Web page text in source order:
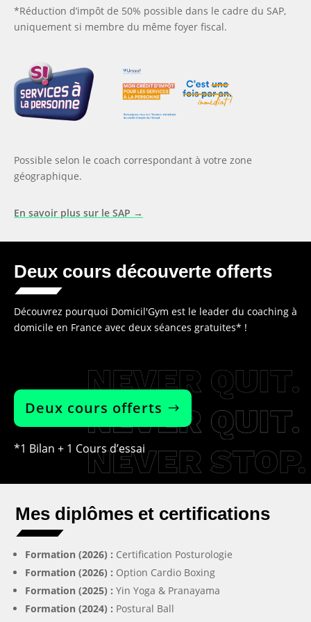
*Réduction d’impôt de 50% possible dans le cadre du SAP,
uniquement si membre du même foyer fiscal.
Possible selon le coach correspondant à votre zone
géographique.
En savoir plus sur le SAP →
Deux cours découverte offerts
Découvrez pourquoi Domicil'Gym est le leader du coaching à
domicile en France avec deux séances gratuites* !
Deux cours offerts
*1 Bilan + 1 Cours d’essai
Mes diplômes et certifications
Formation (2026) : Certification Posturologie
Formation (2026) : Option Cardio Boxing
Formation (2025) : Yin Yoga & Pranayama
Formation (2024) : Postural Ball